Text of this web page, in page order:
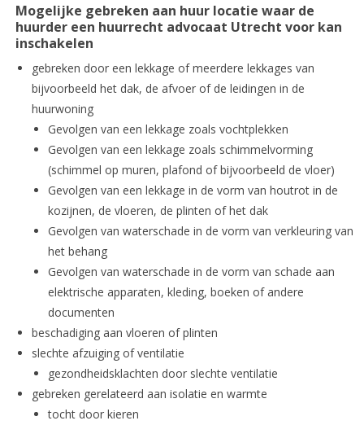
Mogelijke gebreken aan huur locatie waar de
huurder een huurrecht advocaat Utrecht voor kan
inschakelen
gebreken door een lekkage of meerdere lekkages van
bijvoorbeeld het dak, de afvoer of de leidingen in de
huurwoning
Gevolgen van een lekkage zoals vochtplekken
Gevolgen van een lekkage zoals schimmelvorming
(schimmel op muren, plafond of bijvoorbeeld de vloer)
Gevolgen van een lekkage in de vorm van houtrot in de
kozijnen, de vloeren, de plinten of het dak
Gevolgen van waterschade in de vorm van verkleuring van
het behang
Gevolgen van waterschade in de vorm van schade aan
elektrische apparaten, kleding, boeken of andere
documenten
beschadiging aan vloeren of plinten
slechte afzuiging of ventilatie
gezondheidsklachten door slechte ventilatie
gebreken gerelateerd aan isolatie en warmte
tocht door kieren